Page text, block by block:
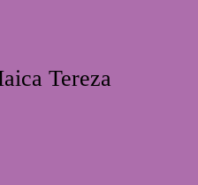
Tereza